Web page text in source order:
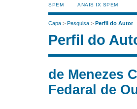
SPEM
ANAIS IX SPEM
Capa > Pesquisa > Perfil do Autor
Perfil do
de Menezes
Fedaral de